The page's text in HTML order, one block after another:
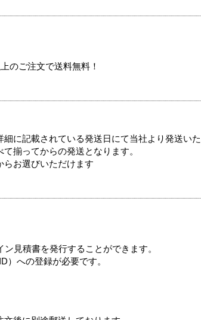
のご注文で送料無料！
に記載されている発送日にて当社より発送いた
揃ってからの発送となります。
お選びいただけます
見積書を発行することができます。
への登録が必要です。